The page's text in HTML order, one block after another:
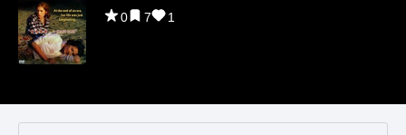
0 7 1